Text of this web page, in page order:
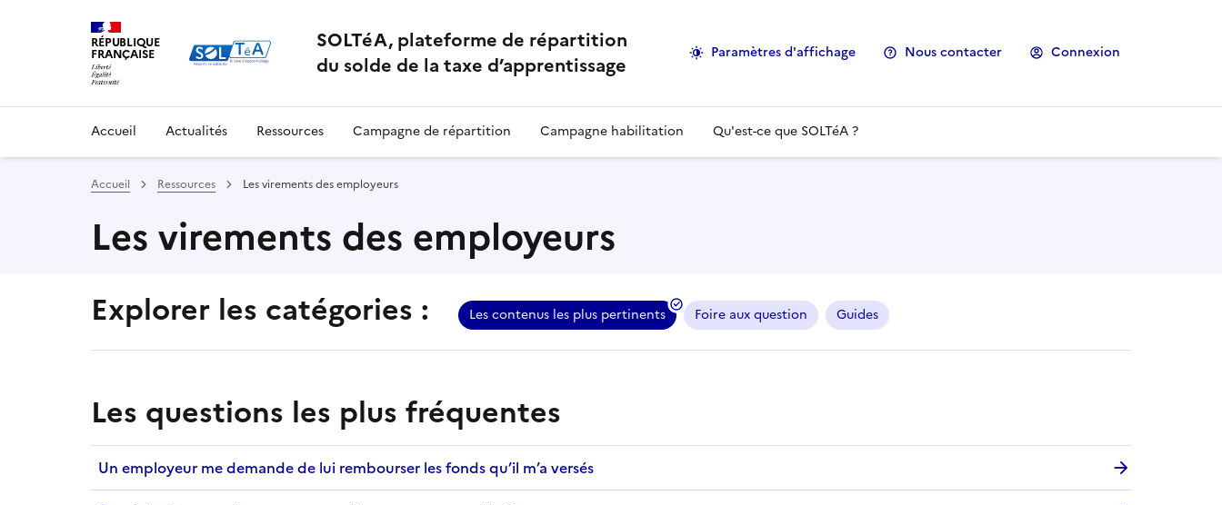
RÉPUBLIQUE
FRANÇAISE
SOLTéA, plateforme de répartition
du solde de la taxe d’apprentissage
Paramètres d'affichage Nous contacter Connexion
Accueil Actualités Ressources Campagne de répartition Campagne habilitation Qu'est-ce que SOLTéA ?
Accueil Ressources Les virements des employeurs
Les virements des employeurs
Explorer les catégories :
Sélectionner une des thématiques suivantes et consulter les contenus associés
Les contenus les plus pertinents Foire aux question Guides
Les questions les plus fréquentes
Un employeur me demande de lui rembourser les fonds qu’il m’a versés